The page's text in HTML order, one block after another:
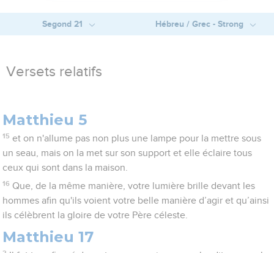
Segond 21 Hébreu / Grec - Strong
Versets relatifs
Matthieu 5
15 et on n'allume pas non plus une lampe pour la mettre sous
un seau, mais on la met sur son support et elle éclaire tous
ceux qui sont dans la maison.
16 Que, de la même manière, votre lumière brille devant les
hommes afin qu'ils voient votre belle manière d’agir et qu’ainsi
ils célèbrent la gloire de votre Père céleste.
Matthieu 17